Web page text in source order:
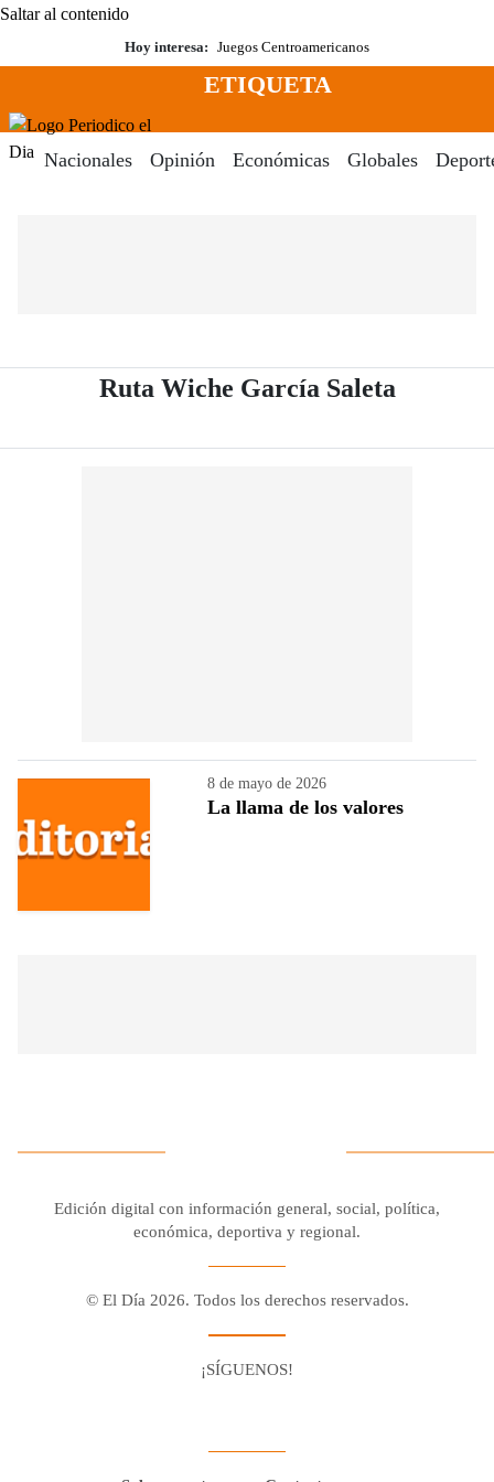
Saltar al contenido
Hoy interesa: Juegos Centroamericanos
Menú
ETIQUETA
Nacionales Opinión Económicas Globales
Ruta Wiche García Saleta-
8 de mayo de 2026
La llama de los valores
Edición digital con información general, social, política,
económica, deportiva y regional.
© El Día 2026. Todos los derechos reservados.
¡SÍGUENOS!